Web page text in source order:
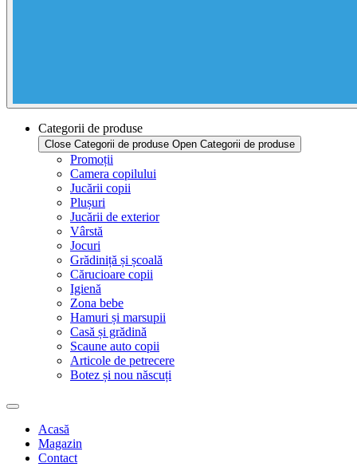
Categorii de produse
Close Categorii de produse Open Categorii de produse
Promoții
Camera copilului
Jucării copii
Plușuri
Jucării de exterior
Vârstă
Jocuri
Grădiniță și școală
Cărucioare copii
Igienă
Zona bebe
Hamuri și marsupii
Casă și grădină
Scaune auto copii
Articole de petrecere
Botez și nou născuți
Acasă
Magazin
Contact